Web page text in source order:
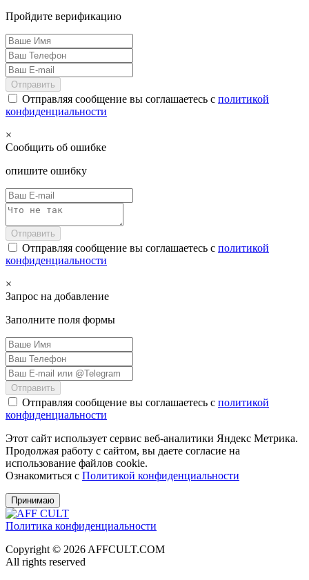
Пройдите верификацию
Отправить
Отправляя сообщение вы соглашаетесь с политикой
конфиденциальности
×
Сообщить об ошибке
опишите ошибку
Отправить
Отправляя сообщение вы соглашаетесь с политикой
конфиденциальности
×
Запрос на добавление
Заполните поля формы
Отправить
Отправляя сообщение вы соглашаетесь с политикой
конфиденциальности
Этот сайт использует сервис веб-аналитики Яндекс Метрика.
Продолжая работу с сайтом, вы даете согласие на
использование файлов cookie.
Ознакомиться с Политикой конфиденциальности
Принимаю
Политика конфиденциальности
Copyright © 2026 AFFCULT.COM
All rights reserved